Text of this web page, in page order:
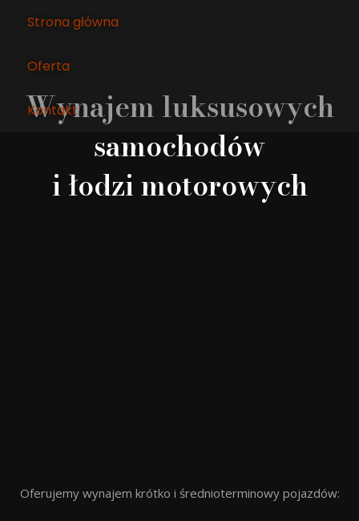
Strona główna
Oferta
Kontakt
Wynajem luksusowych
samochodów
i łodzi motorowych
Oferujemy wynajem krótko i średnioterminowy pojazdów: